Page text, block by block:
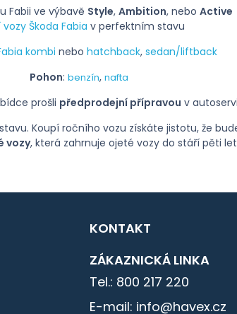
Fabii ve výbavě Style, Ambition, nebo Active
vozy Škoda Fabia v perfektním stavu
kombi nebo hatchback, sedan/liftback
Pohon: benzín, nafta
prošli předprodejní přípravou v
Koupí ročního vozu získáte jistotu, že
vozy, která zahrnuje ojeté vozy do stáří pěti
KONTAKT
ZÁKAZNICKÁ LINKA
Tel.: 800 217 220
E-mail: info@havex.cz